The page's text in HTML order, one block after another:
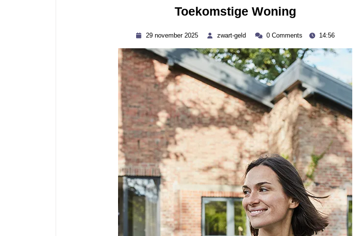
Toekomstige WoningBereken
Huis
Krediet
Simulatie
Voor
Jouw
Toekomstige
Woning
29 november 2025
2025
zwart-geld
zwart- 0 Comments 14:56